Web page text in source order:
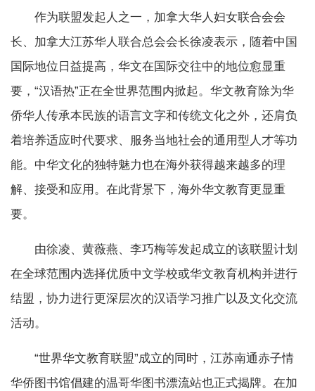
作为联盟发起人之一，加拿大华人妇女联合会会
长、加拿大江苏华人联合总会会长徐凌表示，随着中国
国际地位日益提高，华文在国际交往中的地位愈显重
要，“汉语热”正在全世界范围内掀起。华文教育除为华
侨华人传承本民族的语言文字和传统文化之外，还肩负
着培养适应时代要求、服务当地社会的通用型人才等功
能。中华文化的独特魅力也在海外获得越来越多的理
解、接受和应用。在此背景下，海外华文教育更显重
要。
由徐凌、黄薇燕、李巧梅等发起成立的该联盟计划
在全球范围内选择优质中文学校或华文教育机构并进行
结盟，协力进行更深层次的汉语学习推广以及文化交流
活动。
“世界华文教育联盟”成立的同时，江苏南通赤子情
华侨图书馆倡建的温哥华图书漂流站也正式揭牌。在加